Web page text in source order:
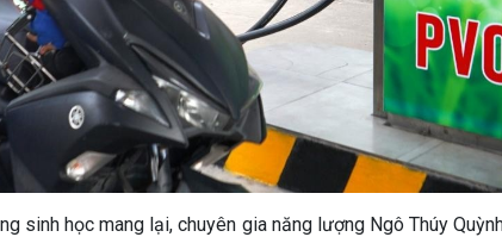
sinh học mang lại, chuyên gia năng lượng Ngô Thúy